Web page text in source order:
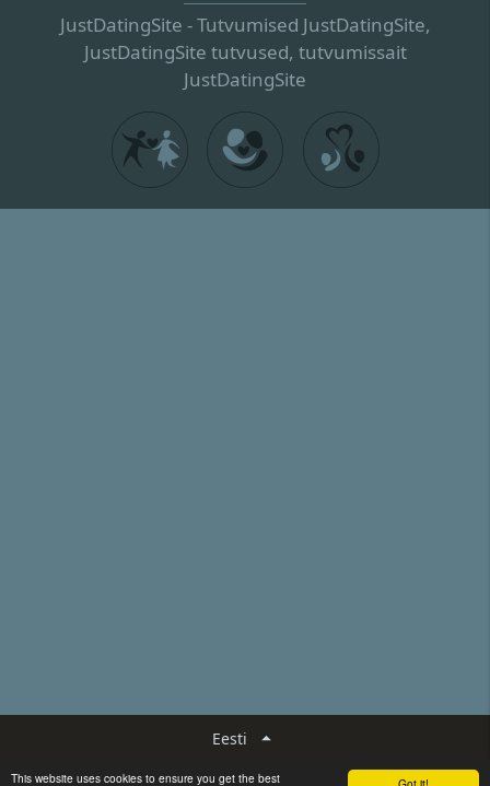
This website uses cookies to ensure you get the best
JustDatingSite - Tutvumised JustDatingSite,
JustDatingSite tutvused, tutvumissait
JustDatingSite
Eesti 